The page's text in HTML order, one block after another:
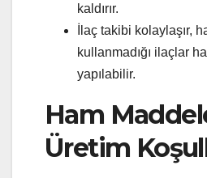
kaldırır.
İlaç takibi kolaylaşır,
kullanmadığı ilaçlar
yapılabilir.
Ham
Üretim